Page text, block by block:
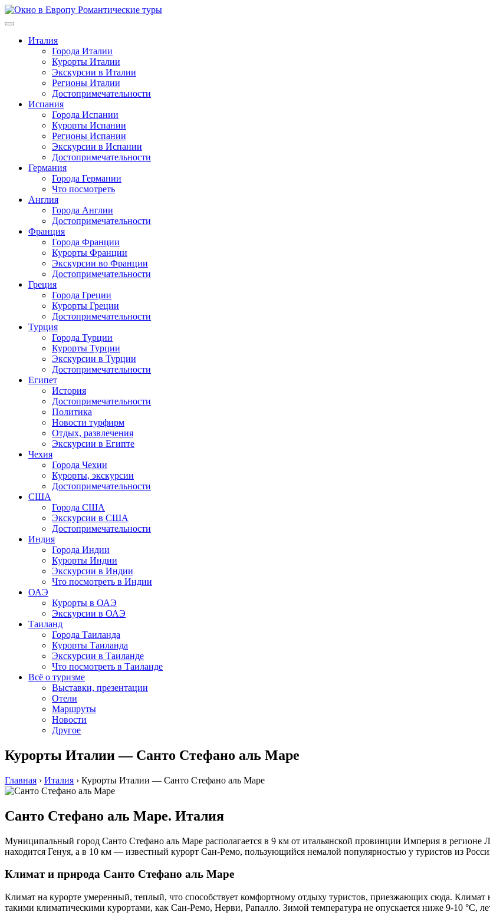
Перейти
к
Италия
Города Италии
Курорты Италии
Экскурсии в Италии
Регионы Италии
Достопримечательности
Испания
Города Испании
Курорты Испании
Регионы Испании
Экскурсии в Испании
Достопримечательности
Германия
Города Германии
Что посмотреть
Англия
Города Англии
Достопримечательности
Франция
Города Франции
Курорты Франции
Экскурсии во Франции
Достопримечательности
Греция
Города Греции
Курорты Греции
Достопримечательности
Турция
Города Турции
Курорты Турции
Экскурсии в Турции
Достопримечательности
Египет
История
Достопримечательности
Политика
Новости турфирм
Отдых, развлечения
Экскурсии в Египте
Чехия
Города Чехии
Курорты, экскурсии
Достопримечательности
США
Города США
Экскурсии в США
Достопримечательности
Индия
Города Индии
Курорты Индии
Экскурсии в Индии
Что посмотреть в Индии
ОАЭ
Курорты в ОАЭ
Экскурсии в ОАЭ
Таиланд
Города Таиланда
Курорты Таиланда
Экскурсии в Таиланде
Что посмотреть в Таиланде
Всё о туризме
Выставки, презентации
Отели
Маршруты
Новости
Другое
Курорты Италии — Санто Стефано аль Маре
Главная › Италия › Курорты Италии — Санто Стефано аль Маре
Санто Стефано аль Маре. Италия
Муниципальный город Санто Стефано аль Маре располагается в 9 км от итальянской провинции Империя в регионе
находится Генуя, а в 10 км — известный курорт Сан-Ремо, пользующийся немалой популярностью у туристов из
Климат и природа Санто Стефано аль Маре
Климат на курорте умеренный, теплый, что способствует комфортному отдыху туристов, приезжающих сюда. Климат
такими климатическими курортами, как Сан-Ремо, Нерви, Рапалло. Зимой температура не опускается ниже 9-10 °C,